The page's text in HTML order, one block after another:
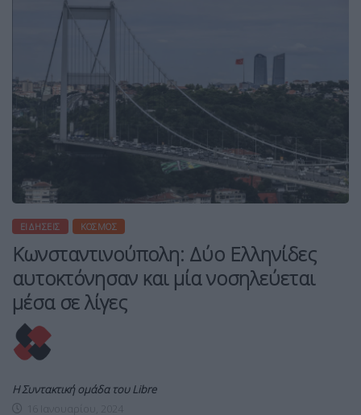
ΕΙΔΉΣΕΙΣ ΚΌΣΜΟΣ
Κωνσταντινούπολη: Δύο Ελληνίδες
αυτοκτόνησαν και μία νοσηλεύεται
μέσα σε λίγες
Η Συντακτική ομάδα του Libre